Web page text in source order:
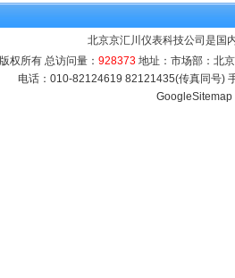
北京京汇川仪表科技公司是国
权所有 总访问量： 928373 地址：市场部：北
电话：010-82124619 82121435(传真同号)
GoogleSitemap